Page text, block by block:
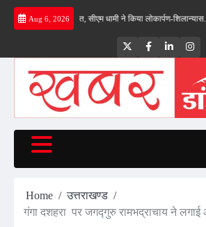
Skip
Aug 6, 2026
की सौगात, सीएम धामी ने किया लोकार्पण-शिलान्यास.
TwitterFacebookLinkedIn
Home
उत्तराखण्ड
गंगा दशहरा पर जगद्गुरु रामभद्राचाय ने